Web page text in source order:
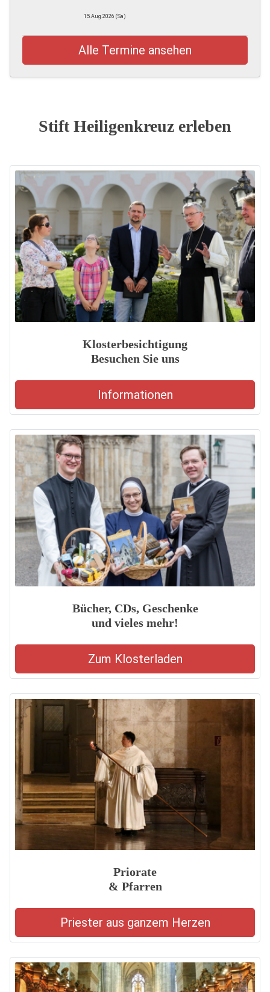
15.Aug.2026 (Sa)
Alle Termine ansehen
Stift Heiligenkreuz erleben
Klosterbesichtigung
Besuchen Sie uns
Informationen
Bücher, CDs, Geschenke
und vieles mehr!
Zum Klosterladen
Priorate
& Pfarren
Priester aus ganzem Herzen